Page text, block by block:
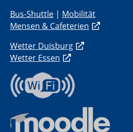
Bus-Shuttle | Mobilität
Mensen & Cafeterien
Wetter Duisburg
Wetter Essen